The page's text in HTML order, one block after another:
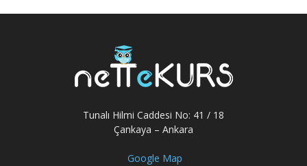
Tunalı Hilmi Caddesi No: 41 / 18
Çankaya – Ankara
Google Map